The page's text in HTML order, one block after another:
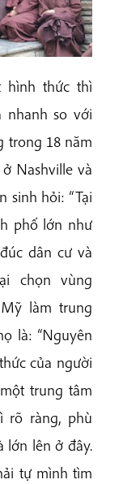
hình thức thì
nhanh so với
trong 18 năm
Nashville và
sinh hỏi: “Tại
phố lớn như
dân cư và
chọn vùng
làm trung
là: “Nguyên
của người
trung tâm
rõ ràng, phù
lớn lên ở đây.
tự mình tìm